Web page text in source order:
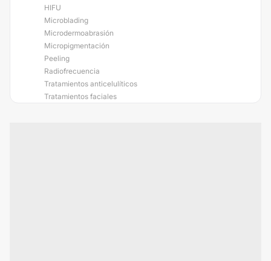
HIFU
Microblading
Microdermoabrasión
Micropigmentación
Peeling
Radiofrecuencia
Tratamientos anticelulíticos
Tratamientos faciales